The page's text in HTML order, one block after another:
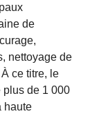
de
nettoyage de
ce titre, le
plus de 1 000
haute